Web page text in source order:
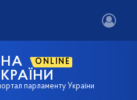
ONLINE
парламенту України